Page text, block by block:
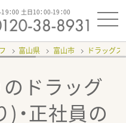
：00 土日10：00-19：00
富山県 富山市 ドラッグ
のドラッグ
・正社員の